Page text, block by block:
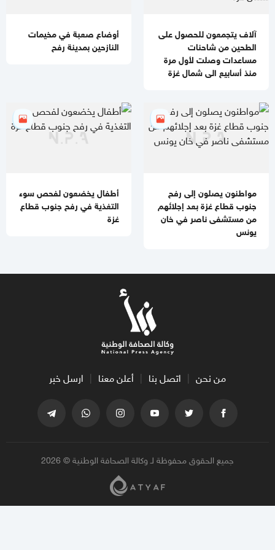
جيش الاحتلال يطلق عملية عسكرية واسعة في مخيم قلنديا
11:06 مساءاً
قطر: حماس التزمت بكل شيء في اتفاق غزة ويجب إلزام "إسرائيل"
11:00 مساءاً
مصادر عسكرية: "إسرائيل" تقيّد الاغتيالات في غزة تمهيدًا لوقف
آلاف يتجمعون للحصول على
الطحين من شاحنات
مساعدات وصلت لأول مرة
منذ أسابيع الى شمال غزة
أوضاع صعبة في مخيمات
النازحين بمدينة رفح
مواطنون يصلون إلى رفح
جنوب قطاع غزة بعد إجلائهم
من مستشفى ناصر في خان
يونس
أطفال يخضعون لفحص سوء
التغذية في رفح جنوب قطاع
غزة
من نحن اتصل بنا أعلن معنا ارسل خبر
جميع الحقوق محفوظة لـ وكالة الصحافة الوطنية © 2026